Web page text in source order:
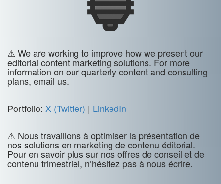
⚠ We are working to improve how we present our
editorial content marketing solutions. For more
information on our quarterly content and consulting
plans, email us.
Portfolio: X (Twitter) | LinkedIn
⚠ Nous travaillons à optimiser la présentation de
nos solutions en marketing de contenu éditorial.
Pour en savoir plus sur nos offres de conseil et de
contenu trimestriel, n’hésitez pas à nous écrire.